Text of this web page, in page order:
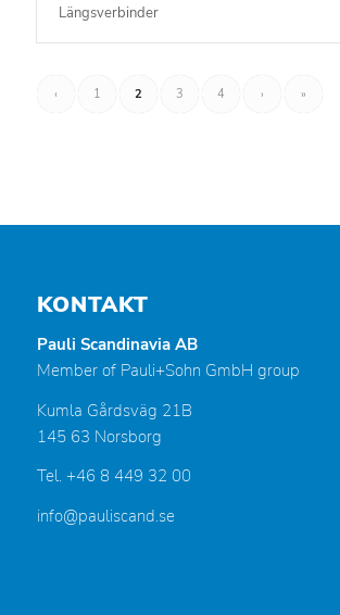
Längsverbinder
‹ 1 2 3 4 › »
KONTAKT
Pauli Scandinavia AB
Member of Pauli+Sohn GmbH group
Kumla Gårdsväg 21B
145 63 Norsborg
Tel. +46 8 449 32 00
info@pauliscand.se